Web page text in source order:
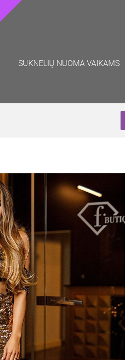
SUKNELIŲ NUOMA VAIKAMS